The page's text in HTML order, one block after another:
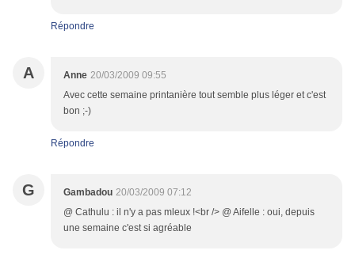
Répondre
A Anne 20/03/2009 09:55
Avec cette semaine printanière tout semble plus léger et c'est
bon ;-)
Répondre
G Gambadou 20/03/2009 07:12
@ Cathulu : il n'y a pas mleux !<br /> @ Aifelle : oui, depuis
une semaine c'est si agréable